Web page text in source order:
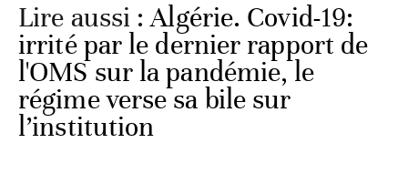
Lire aussi :Algérie. Covid-19:
irrité par le dernier rapport de
l'OMS sur la pandémie, le
régime verse sa bile sur
l’institution